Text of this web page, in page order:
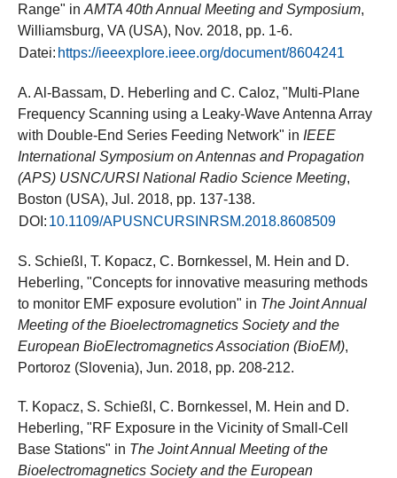
Range" in AMTA 40th Annual Meeting and Symposium,
Williamsburg, VA (USA), Nov. 2018, pp. 1-6.
Datei: https://ieeexplore.ieee.org/document/8604241
A. Al-Bassam, D. Heberling and C. Caloz, "Multi-Plane
Frequency Scanning using a Leaky-Wave Antenna Array
with Double-End Series Feeding Network" in IEEE
International Symposium on Antennas and Propagation
(APS) USNC/URSI National Radio Science Meeting,
Boston (USA), Jul. 2018, pp. 137-138.
DOI: 10.1109/APUSNCURSINRSM.2018.8608509
S. Schießl, T. Kopacz, C. Bornkessel, M. Hein and D.
Heberling, "Concepts for innovative measuring methods
to monitor EMF exposure evolution" in The Joint Annual
Meeting of the Bioelectromagnetics Society and the
European BioElectromagnetics Association (BioEM),
Portoroz (Slovenia), Jun. 2018, pp. 208-212.
T. Kopacz, S. Schießl, C. Bornkessel, M. Hein and D.
Heberling, "RF Exposure in the Vicinity of Small-Cell
Base Stations" in The Joint Annual Meeting of the
Bioelectromagnetics Society and the European